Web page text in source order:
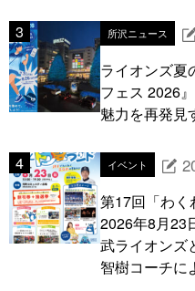
所沢ニュース
ライオンズ夏
フェス 2026
魅力を再発見
イベント
第17回「わく
2026年8月23
武ライオンズ
智樹コーチに